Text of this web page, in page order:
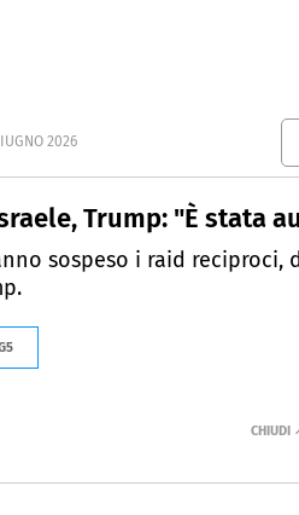
2026
Trump: "È stata
sospeso i raid